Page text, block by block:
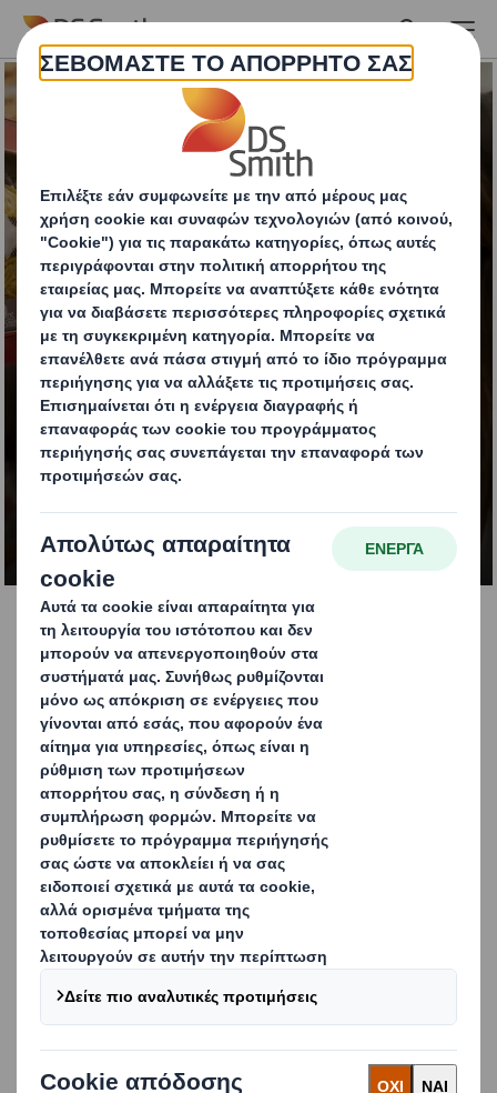
Skip to main content
Συσκευασία λιανικής
και έτοιμη για το ράφι
Εντυπωσιακές λύσεις για ανάδειξη και
αποδοτικότητα
ΕΠΙΚΟΙΝΩΝΙΑ
Η επιτυχία κρύβεται στην
έτοιμη για το ράφι
συσκευασία μας
Η αύξηση της ζήτησης για συσκευασίες έτοιμες για το ράφι
(SRP) και έτοιμες για τη λιανική πώληση (RRP) έχει
δημιουργήσει μια εντελώς νέα φιλοσοφία στη συσκευασία.
Στην DS Smith βασίζουμε τις καινοτόμες λύσεις μας στο
μέγεθος των ραφιών στα οποία θα τοποθετηθούν τα
προϊόντα σας, τους γνωστούς συντελεστές πώλησης και
αναπλήρωσης και το βέλτιστο μέγεθος συσκευασίας για το
προϊόν σας.